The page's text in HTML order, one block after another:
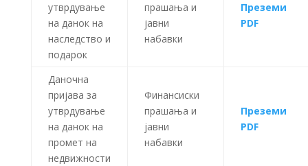
утврдување
на данок на
наследство и
подарок
прашања и
јавни
набавки
Преземи
PDF
Даночна
пријава за
утврдување
на данок на
промет на
недвижности
Финансиски
прашања и
јавни
набавки
Преземи
PDF